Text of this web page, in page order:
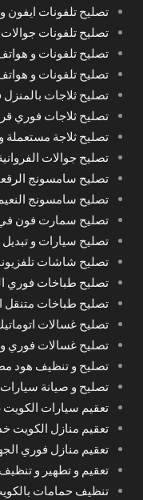
تصليح تلفونات ايفون
تصليح تلفونات
تصليح تلفونات و
تصليح تلفونات و
تصليح ثلاجات
تصليح ثلاجات فوري
تصليح ثلاجة مستعملة
تصليح جوالات
تصليح سامسونج
تصليح سامسونج
تصليح سمارت فون في
تصليح سيارات و تبديل
تصليح شاشات
تصليح طباخات فوري
تصليح طباخات متنقل
تصليح غسالات
تصليح غسالات فوري
تصليح و تنظيف هود
تصليح و صيانة
تعقيم سيارات الكويت
تعقيم منازل الكويت خدمة
تعقيم منازل فوري
تعقيم و تطهير و
تنظيف حمامات